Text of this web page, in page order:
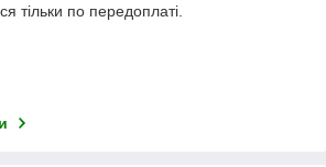
тільки по передоплаті.